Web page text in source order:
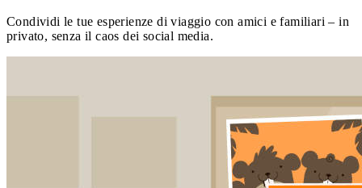
Condividi le tue esperienze di viaggio con amici e familiari – in
privato, senza il caos dei social media.